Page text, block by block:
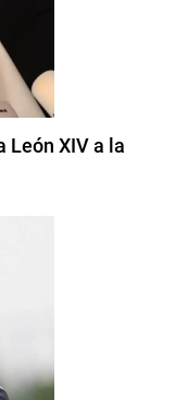
León XIV a la